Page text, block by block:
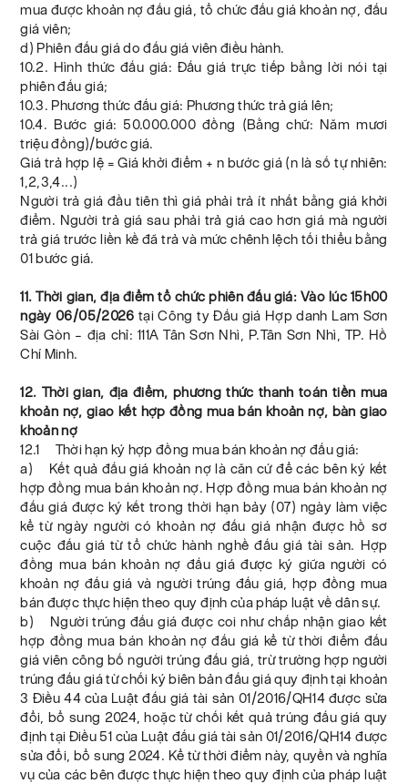
mua được khoản nợ đấu giá, tổ chức đấu giá khoản nợ, đấu
giá viên;
d) Phiên đấu giá do đấu giá viên điều hành.
10.2. Hình thức đấu giá: Đấu giá trực tiếp bằng lời nói tại
phiên đấu giá;
10.3. Phương thức đấu giá: Phương thức trả giá lên;
10.4. Bước giá: 50.000.000 đồng (Bằng chữ: Năm mươi
triệu đồng)/bước giá.
Giá trả hợp lệ = Giá khởi điểm + n bước giá (n là số tự nhiên:
1,2,3,4...)
Người trả giá đầu tiên thì giá phải trả ít nhất bằng giá khởi
điểm. Người trả giá sau phải trả giá cao hơn giá mà người
trả giá trước liền kề đã trả và mức chênh lệch tối thiểu bằng
01 bước giá.
11. Thời gian, địa điểm tổ chức phiên đấu giá: Vào lúc 15h00
ngày 06/05/2026 tại Công ty Đấu giá Hợp danh Lam Sơn
Sài Gòn – địa chỉ: 111A Tân Sơn Nhì, P.Tân Sơn Nhì, TP. Hồ
Chí Minh.
12. Thời gian, địa điểm, phương thức thanh toán tiền mua
khoản nợ, giao kết hợp đồng mua bán khoản nợ, bàn giao
khoản nợ
12.1 Thời hạn ký hợp đồng mua bán khoản nợ đấu giá:
a) Kết quả đấu giá khoản nợ là căn cứ để các bên ký kết
hợp đồng mua bán khoản nợ. Hợp đồng mua bán khoản nợ
đấu giá được ký kết trong thời hạn bảy (07) ngày làm việc
kể từ ngày người có khoản nợ đấu giá nhận được hồ sơ
cuộc đấu giá từ tổ chức hành nghề đấu giá tài sản. Hợp
đồng mua bán khoản nợ đấu giá được ký giữa người có
khoản nợ đấu giá và người trúng đấu giá, hợp đồng mua
bán được thực hiện theo quy định của pháp luật về dân sự.
b) Người trúng đấu giá được coi như chấp nhận giao kết
hợp đồng mua bán khoản nợ đấu giá kể từ thời điểm đấu
giá viên công bố người trúng đấu giá, trừ trường hợp người
trúng đấu giá từ chối ký biên bản đấu giá quy định tại khoản
3 Điều 44 của Luật đấu giá tài sản 01/2016/QH14 được sửa
đổi, bổ sung 2024, hoặc từ chối kết quả trúng đấu giá quy
định tại Điều 51 của Luật đấu giá tài sản 01/2016/QH14 được
sửa đổi, bổ sung 2024. Kể từ thời điểm này, quyền và nghĩa
vụ của các bên được thực hiện theo quy định của pháp luật